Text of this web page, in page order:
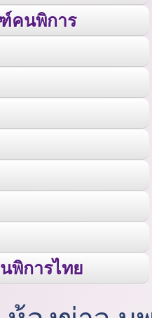
คนพิการ
พิการไทย